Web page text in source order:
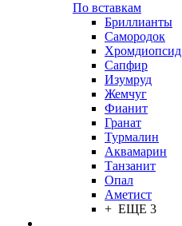
По вставкам
Бриллианты
Самородок
Хромдиопсид
Сапфир
Изумруд
Жемчуг
Фианит
Гранат
Турмалин
Аквамарин
Танзанит
Опал
Аметист
+ ЕЩЕ 3